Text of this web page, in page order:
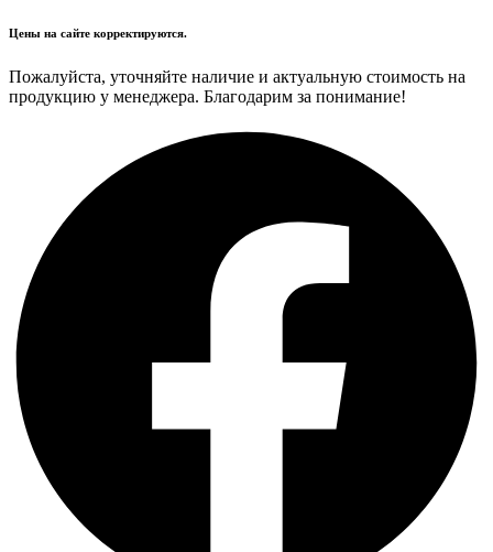
Цены на сайте корректируются.
Пожалуйста, уточняйте наличие и актуальную стоимость на
продукцию у менеджера. Благодарим за понимание!